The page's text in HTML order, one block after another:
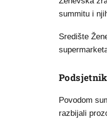
summitu i
Središte
Povodom
razbijali